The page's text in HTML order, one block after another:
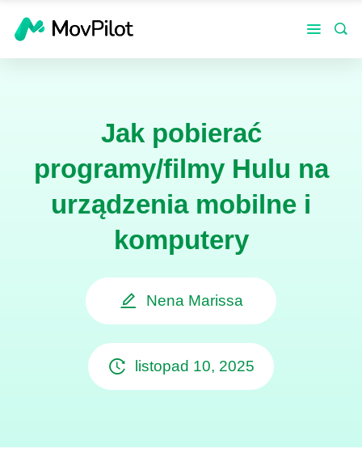
Jak pobierać
programy/filmy Hulu na
urządzenia mobilne i
komputery
Nena Marissa
listopad 10, 2025